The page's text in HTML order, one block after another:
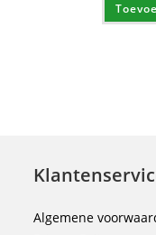
Algemene